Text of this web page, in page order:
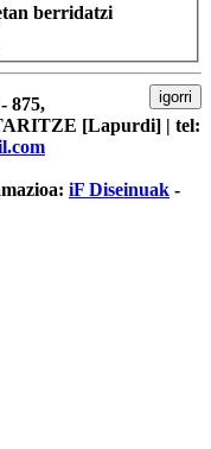
berridatzi
igorri
875,
[Lapurdi] | tel:
iF Diseinuak -